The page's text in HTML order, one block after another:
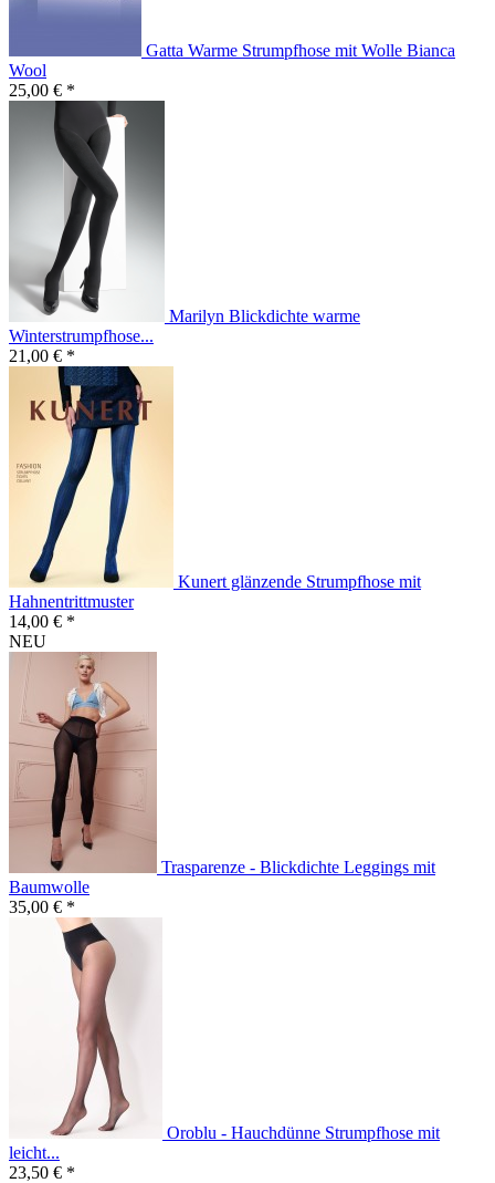
Gatta Warme Strumpfhose mit Wolle Bianca
Wool
25,00 € *
Marilyn Blickdichte warme
Winterstrumpfhose...
21,00 € *
Kunert glänzende Strumpfhose mit
Hahnentrittmuster
14,00 € *
NEU
Trasparenze - Blickdichte Leggings mit
Baumwolle
35,00 € *
Oroblu - Hauchdünne Strumpfhose mit
leicht...
23,50 € *